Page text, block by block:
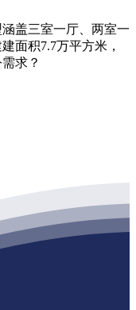
盖三室一厅、两室一
面积7.7万平方米，
求？